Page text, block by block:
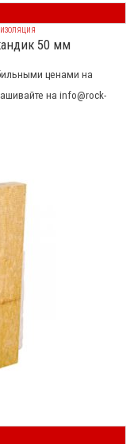
50 мм
ценами на
на info@rock-